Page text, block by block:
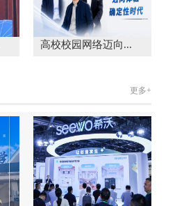
高校校园网络迈向...
更多+